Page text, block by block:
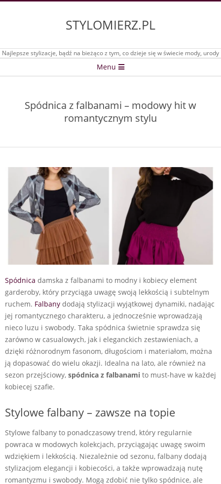
STYLOMIERZ.PL
Najlepsze stylizacje, bądź na bieżąco z tym, co dzieje się w świecie mody, urody
Menu
Spódnica z falbanami – modowy hit w
romantycznym stylu
Spódnica damska z falbanami to modny i kobiecy element
garderoby, który przyciąga uwagę swoją lekkością i subtelnym
ruchem. Falbany dodają stylizacji wyjątkowej dynamiki, nadając
jej romantycznego charakteru, a jednocześnie wprowadzają
nieco luzu i swobody. Taka spódnica świetnie sprawdza się
zarówno w casualowych, jak i eleganckich zestawieniach, a
dzięki różnorodnym fasonom, długościom i materiałom, można
ją dopasować do wielu okazji. Idealna na lato, ale również na
sezon przejściowy, spódnica z falbanami to must-have w każdej
kobiecej szafie.
Stylowe falbany – zawsze na topie
Stylowe falbany to ponadczasowy trend, który regularnie
powraca w modowych kolekcjach, przyciągając uwagę swoim
wdziękiem i lekkością. Niezależnie od sezonu, falbany dodają
stylizacjom elegancji i kobiecości, a także wprowadzają nutę
romantyzmu i swobody. Mogą zdobić nie tylko spódnice, ale